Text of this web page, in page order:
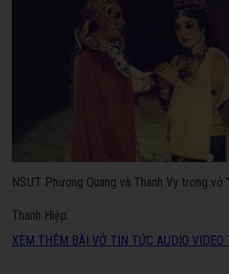
NSƯT Phương Quang và Thanh Vy trong vở
Thanh Hiệp
XEM THÊM BÀI VỞ TIN TỨC AUDIO VIDEO